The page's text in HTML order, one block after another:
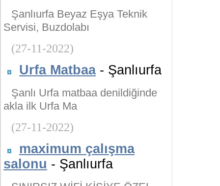
Şanlıurfa Beyaz Eşya Teknik
Servisi, Buzdolabı
(27-11-2022)
Urfa Matbaa- Şanlıurfa
Şanlı Urfa matbaa denildiğinde
akla ilk Urfa Ma
(27-11-2022)
maximum çalışma
salonu - Şanlıurfa